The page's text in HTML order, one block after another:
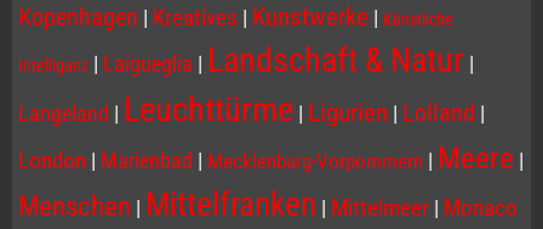
Kopenhagen | Kreatives | Kunstwerke | Künstliche
Intelliganz | Laigueglia | Landschaft & Natur |
Langeland | Leuchttürme | Ligurien | Lolland |
London | Marienbad | Mecklenburg-Vorpommern | Meere |
Menschen | Mittelfranken | Mittelmeer | Monaco